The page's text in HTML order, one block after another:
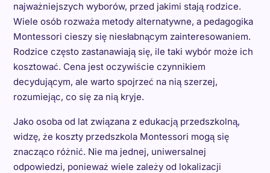
najważniejszych wyborów, przed jakimi stają rodzice.
Wiele osób rozważa metody alternatywne, a pedagogika
Montessori cieszy się niesłabnącym zainteresowaniem.
Rodzice często zastanawiają się, ile taki wybór może ich
kosztować. Cena jest oczywiście czynnikiem
decydującym, ale warto spojrzeć na nią szerzej,
rozumiejąc, co się za nią kryje.
Jako osoba od lat związana z edukacją przedszkolną,
widzę, że koszty przedszkola Montessori mogą się
znacząco różnić. Nie ma jednej, uniwersalnej
odpowiedzi, ponieważ wiele zależy od lokalizacji